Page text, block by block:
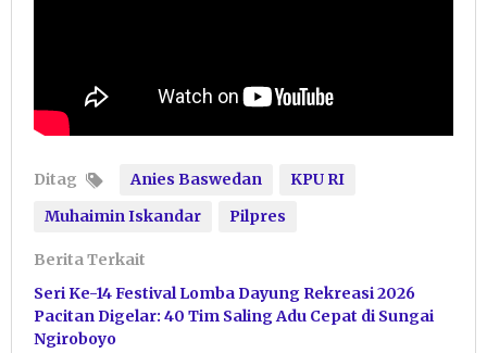
Ditag Anies Baswedan
KPU RI
Muhaimin Iskandar
Pilpres
Berita Terkait
Seri Ke-14 Festival Lomba Dayung Rekreasi 2026
Pacitan Digelar: 40 Tim Saling Adu Cepat di Sungai
Ngiroboyo